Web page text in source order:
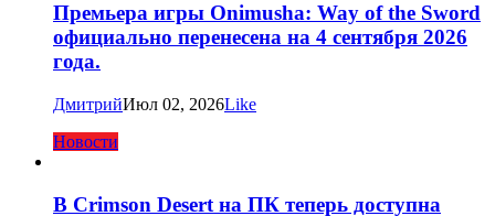
Премьера игры Onimusha: Way of the Sword
официально перенесена на 4 сентября 2026
года.
ДмитрийИюл 02, 2026Like
Новости
В Crimson Desert на ПК теперь доступна